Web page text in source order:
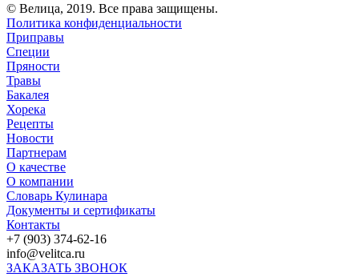
© Велица, 2019. Все права защищены.
Политика конфиденциальности
Приправы
Специи
Пряности
Травы
Бакалея
Хорека
Рецепты
Новости
Партнерам
О качестве
О компании
Словарь Кулинара
Документы и сертификаты
Контакты
+7 (903) 374-62-16
info@velitсa.ru
ЗАКАЗАТЬ ЗВОНОК